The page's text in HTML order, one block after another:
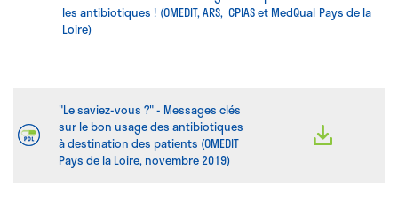
les antibiotiques ! (OMEDIT, ARS, CPIAS et MedQual Pays de la
Loire)
"Le saviez-vous ?" - Messages clés
sur le bon usage des antibiotiques
à destination des patients (OMEDIT
Pays de la Loire, novembre 2019)